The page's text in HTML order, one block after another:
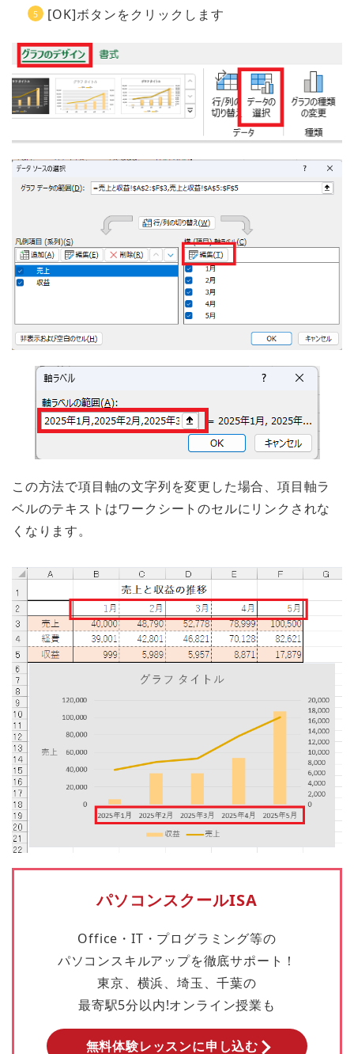
[OK]ボタンをクリックします
この方法で項目軸の文字列を変更した場合、項目軸ラ
ベルのテキストはワークシートのセルにリンクされな
くなります。
パソコンスクールISA
Office・IT・プログラミング等の
パソコンスキルアップを徹底サポート！
東京、横浜、埼玉、千葉の
最寄駅5分以内!オンライン授業も
無料体験レッスンに申し込む